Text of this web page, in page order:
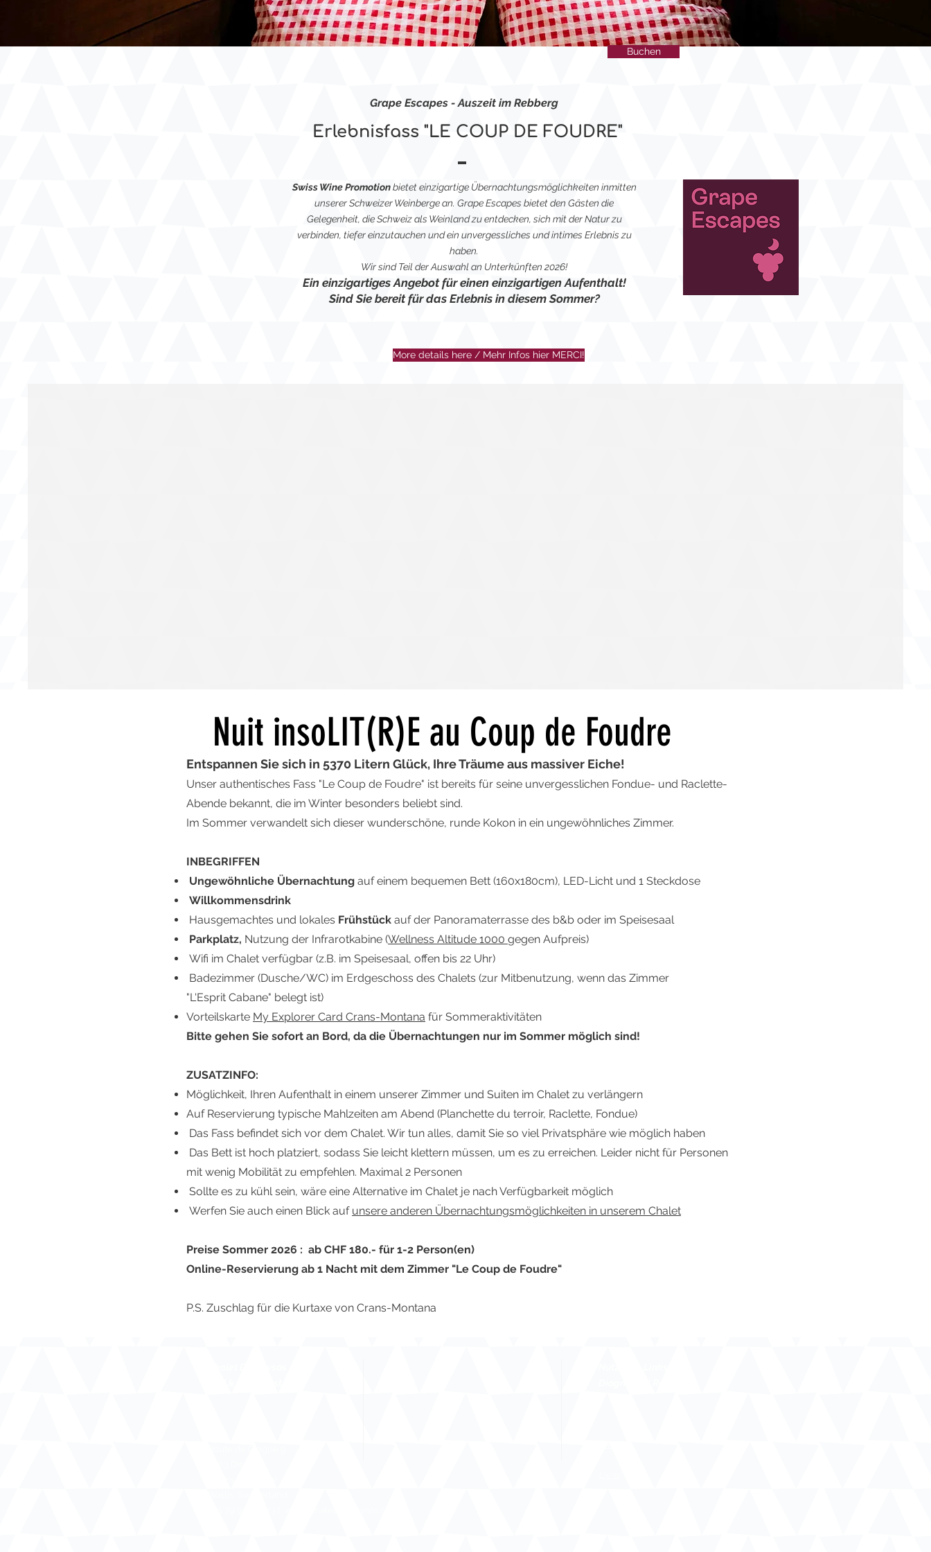
Grape Escapes - Auszeit im Rebberg
Erlebnisfass "LE COUP DE FOUDRE"
Swiss Wine Promotionbietet einzigartige Übernachtungsmöglichkeiten inmitten
unserer Schweizer Weinberge an. Grape Escapes bietet den Gästen die
Gelegenheit, die Schweiz als Weinland zu entdecken, sich mit der Natur zu
verbinden, tiefer einzutauchen und ein unvergessliches und intimes Erlebnis zu
haben.
Wir sind Teil der Auswahl an Unterkünften 2026!
Ein einzigartiges Angebot für einen einzigartigen Aufenthalt!
Sind Sie bereit für das Erlebnis in diesem Sommer?
More details here / Mehr Infos hier MERCI!
Buchen
Nuit insoLIT(R)E au Coup de Foudre
Entspannen Sie sich in 5370 Litern Glück, Ihre Träume aus massiver Eiche!
Unser authentisches Fass "Le Coup de Foudre" ist bereits für seine unvergesslichen Fondue- und Raclette-
Abende bekannt, die im Winter besonders beliebt sind.
Im Sommer verwandelt sich dieser wunderschöne, runde Kokon in ein ungewöhnliches Zimmer.
INBEGRIFFEN
Ungewöhnliche Übernachtung auf einem bequemen Bett (160x180cm), LED-Licht und 1 Steckdose
Willkommensdrink
Hausgemachtes und lokales Frühstück auf der Panoramaterrasse des b&b oder im Speisesaal
Parkplatz, Nutzung der Infrarotkabine (Wellness Altitude 1000 gegen Aufpreis)
Wifi im Chalet verfügbar (z.B. im Speisesaal, offen bis 22 Uhr)
Badezimmer (Dusche/WC) im Erdgeschoss des Chalets (zur Mitbenutzung, wenn das Zimmer
"L'Esprit Cabane" belegt ist)
Vorteilskarte My Explorer Card Crans-Montana für Sommeraktivitäten
Bitte gehen Sie sofort an Bord, da die Übernachtungen nur im Sommer möglich sind!
ZUSATZINFO:
Möglichkeit, Ihren Aufenthalt in einem unserer Zimmer und Suiten im Chalet zu verlängern
Auf Reservierung typische Mahlzeiten am Abend (Planchette du terroir, Raclette, Fondue)
Das Fass befindet sich vor dem Chalet. Wir tun alles, damit Sie so viel Privatsphäre wie möglich haben
Das Bett ist hoch platziert, sodass Sie leicht klettern müssen, um es zu erreichen. Leider nicht für Personen
mit wenig Mobilität zu empfehlen. Maximal 2 Personen
Sollte es zu kühl sein, wäre eine Alternative im Chalet je nach Verfügbarkeit möglich
Werfen Sie auch einen Blick auf unsere anderen Übernachtungsmöglichkeiten in unserem Chalet
Preise Sommer 2026 : ab CHF 180.- für 1-2 Person(en)
Online-Reservierung ab 1 Nacht mit dem Zimmer "Le Coup de Foudre"
P.S. Zuschlag für die Kurtaxe von Crans-Montana